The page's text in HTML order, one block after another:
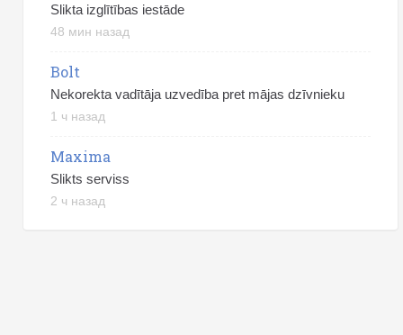
Slikta izglītības iestāde
48 мин назад
Bolt
Nekorekta vadītāja uzvedība pret mājas dzīvnieku
1 ч назад
Maxima
Slikts serviss
2 ч назад